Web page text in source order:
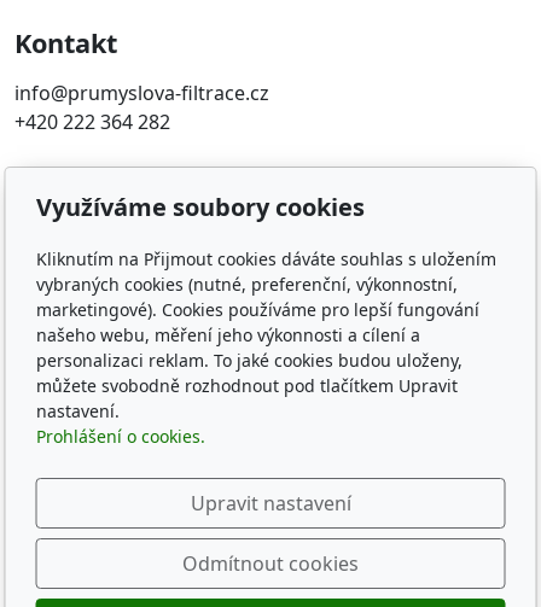
Kontakt
info@prumyslova-filtrace.cz
+420 222 364 282
KDFILTER.CZ
FILTR-FILTRY.CZ
FILTER-FILTERS.EU
Vyhledávání filtrů podle rozměru
Sledujte nás
KD-FILTER, Průmyslová filtrace s.r.o.
Běží nainPages AI
Využíváme soubory cookies
Kliknutím na Přijmout cookies dáváte souhlas s uložením
vybraných cookies (nutné, preferenční, výkonnostní,
marketingové). Cookies používáme pro lepší fungování
našeho webu, měření jeho výkonnosti a cílení a
personalizaci reklam. To jaké cookies budou uloženy,
můžete svobodně rozhodnout pod tlačítkem Upravit
nastavení.
Prohlášení o cookies.
Upravit nastavení
Odmítnout cookies